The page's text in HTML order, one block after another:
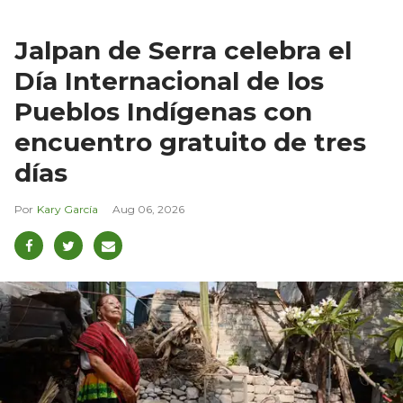
Jalpan de Serra celebra el
Día Internacional de los
Pueblos Indígenas con
encuentro gratuito de tres
días
Kary García Aug 06, 2026